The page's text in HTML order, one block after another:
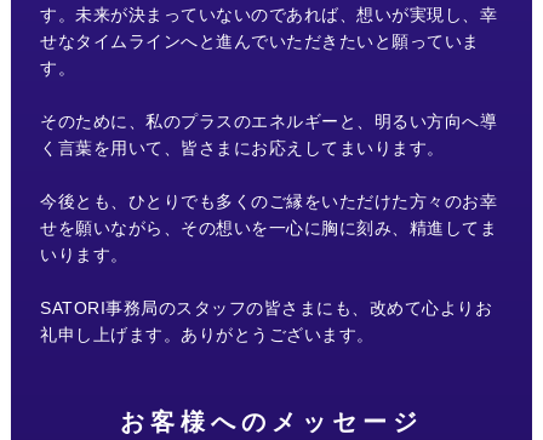
す。未来が決まっていないのであれば、想いが実現し、幸
せなタイムラインへと進んでいただきたいと願っていま
す。
そのために、私のプラスのエネルギーと、明るい方向へ導
く言葉を用いて、皆さまにお応えしてまいります。
今後とも、ひとりでも多くのご縁をいただけた方々のお幸
せを願いながら、その想いを一心に胸に刻み、精進してま
いります。
SATORI事務局のスタッフの皆さまにも、改めて心よりお
礼申し上げます。ありがとうございます。
お客様へのメッセージ